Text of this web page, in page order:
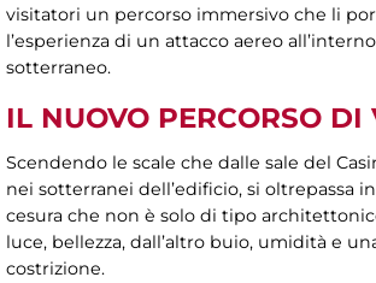
visitatori un percorso immersivo che li
l’esperienza di un attacco aereo
sotterraneo.
IL NUOVO PERCORSO DI
Scendendo le scale che dalle sale del
nei sotterranei dell’edificio, si oltrepassa
cesura che non è solo di tipo
luce, bellezza, dall’altro buio, umidità e
costrizione.